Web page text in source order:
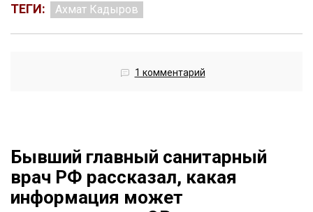
ТЕГИ: Ахмат Кадыров
1 комментарий
Бывший главный санитарный
врач РФ рассказал, какая
информация может